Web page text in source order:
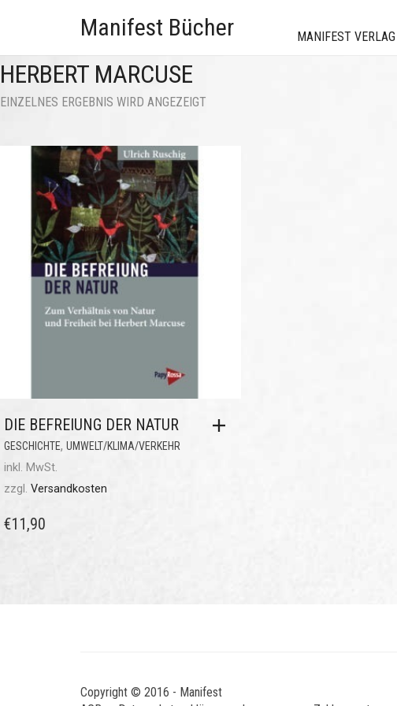
Manifest Bücher MANIFEST VERLAG
HERBERT MARCUSE
EINZELNES ERGEBNIS WIRD ANGEZEIGT
DIE BEFREIUNG DER NATUR
GESCHICHTE, UMWELT/KLIMA/VERKEHR
inkl. MwSt.
zzgl. Versandkosten
€11,90
Copyright © 2016 - Manifest